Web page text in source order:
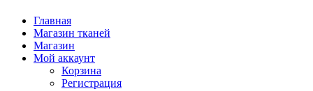
Главная
Магазин тканей
Магазин
Мой аккаунт
Корзина
Регистрация